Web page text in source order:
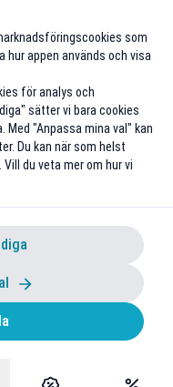
som
appen används och visa
för analys och
sätter vi bara cookies
"Anpassa mina val" kan
Du kan när som helst
du veta mer om hur vi